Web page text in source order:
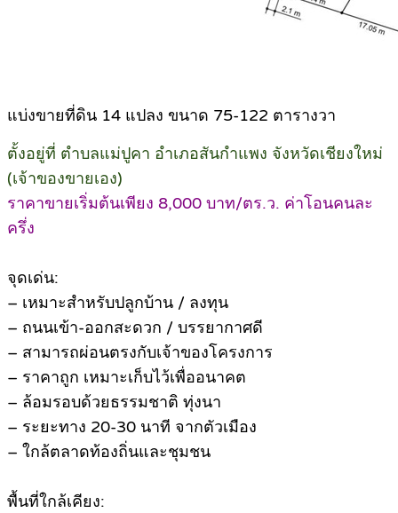
แบ่งขายที่ดิน 14 แปลง ขนาด 75-122 ตารางวา
ตั้งอยู่ที่ ตำบลแม่ปูคา อำเภอสันกำแพง จังหวัดเชียงใหม่
(เจ้าของขายเอง)
ราคาขายเริ่มต้นเพียง 8,000 บาท/ตร.ว. ค่าโอนคนละ
ครึ่ง
จุดเด่น:
– เหมาะสำหรับปลูกบ้าน / ลงทุน
– ถนนเข้า-ออกสะดวก / บรรยากาศดี
– สามารถผ่อนตรงกับเจ้าของโครงการ
– ราคาถูก เหมาะเก็บไว้เพื่ออนาคต
– ล้อมรอบด้วยธรรมชาติ ทุ่งนา
– ระยะทาง 20-30 นาที จากตัวเมือง
– ใกล้ตลาดท้องถิ่นและชุมชน
พื้นที่ใกล้เคียง: